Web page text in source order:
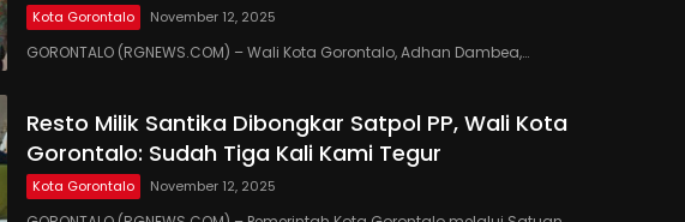
Kota Gorontalo November 12, 2025
GORONTALO (RGNEWS.COM) – Wali Kota Gorontalo, Adhan Dambea,…
Resto Milik Santika Dibongkar Satpol PP, Wali Kota
Gorontalo: Sudah Tiga Kali Kami Tegur
Kota Gorontalo November 12, 2025